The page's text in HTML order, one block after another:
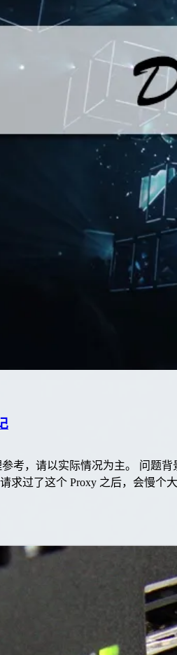
考，请以实际情况为主。 问题
求过了这个 Proxy 之后，会慢个